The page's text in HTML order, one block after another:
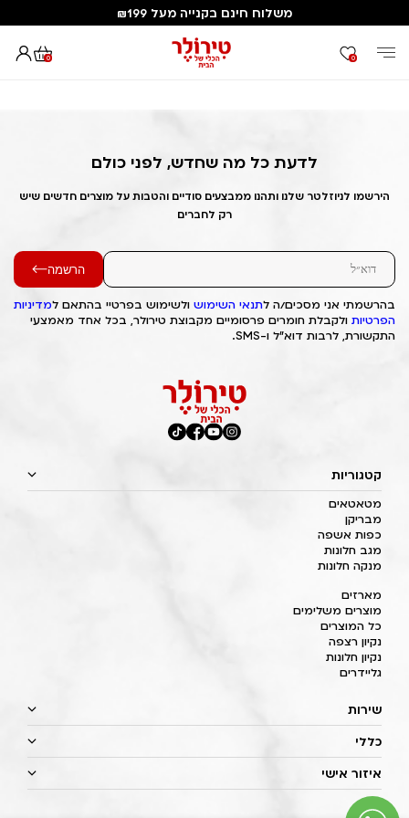
משלוח חינם בקנייה מעל ₪199
0 0
דף הבית Out of Stock Alert 2025/07/08 1751964899
לדעת כל מה שחדש, לפני כולם
הירשמו לניוזלטר שלנו ותהנו ממבצעים סודיים והטבות על מוצרים חדשים שיש
רק לחברים
הרשמה
בהרשמתי אני מסכים/ה לתנאי השימוש ולשימוש בפרטיי בהתאם למדיניות
הפרטיות ולקבלת חומרים פרסומיים מקבוצת טירולר, בכל אחד מאמצעי
התקשורת, לרבות דוא"ל ו-SMS.
קטגוריות
מטאטאים
מבריקן
כפות אשפה
מגב חלונות
מנקה חלונות
מארזים
מוצרים משלימים
כל המוצרים
נקיון רצפה
נקיון חלונות
גליידרים
שירות
כללי
איזור אישי